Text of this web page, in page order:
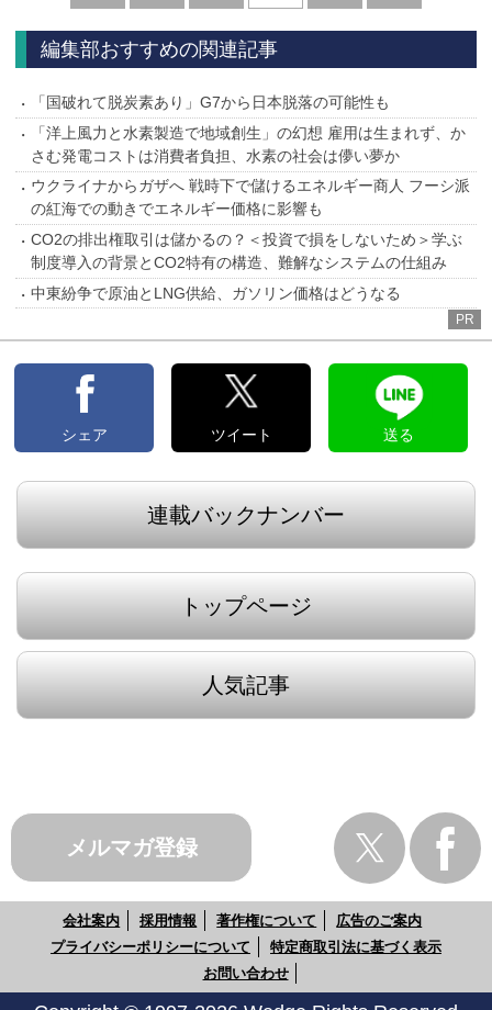
へ
へ
編集部おすすめの関連記事
「国破れて脱炭素あり」G7から日本脱落の可能性も
「洋上風力と水素製造で地域創生」の幻想 雇用は生まれず、か
さむ発電コストは消費者負担、水素の社会は儚い夢か
ウクライナからガザへ 戦時下で儲けるエネルギー商人 フーシ派
の紅海での動きでエネルギー価格に影響も
CO2の排出権取引は儲かるの？＜投資で損をしないため＞学ぶ
制度導入の背景とCO2特有の構造、難解なシステムの仕組み
中東紛争で原油とLNG供給、ガソリン価格はどうなる
PR
シェア ツイート 送る
連載バックナンバー
トップページ
人気記事
メルマガ登録
会社案内 採用情報 著作権について
広告のご案内
プライバシーポリシーについて
特定商取引法に基づく表示
お問い合わせ